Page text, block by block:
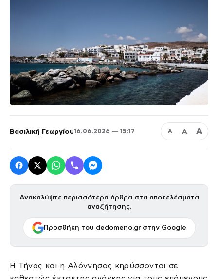
Βασιλική Γεωργίου16.06.2026 — 15:17 Α Α Α
Ανακαλύψτε περισσότερα άρθρα στα αποτελέσματα
αναζήτησης.
Προσθήκη του dedomeno.gr στην Google
Η Τήνος και η Αλόννησος κηρύσσονται σε